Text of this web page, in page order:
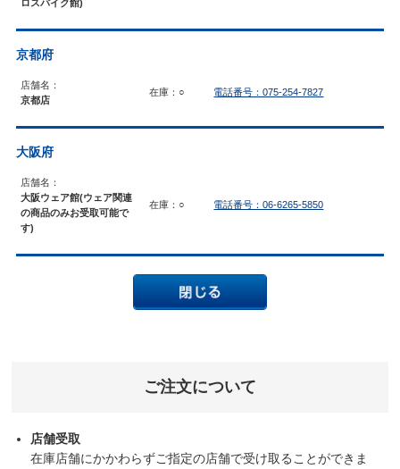
ロスバイク館)
京都府
店舗名：
京都店
在庫：○ 電話番号：075-254-7827
大阪府
店舗名：
大阪ウェア館(ウェア関連
の商品のみお受取可能で
す)
在庫：○ 電話番号：06-6265-5850
ご注文について
店舗受取
在庫店舗にかかわらずご指定の店舗で受け取ることができま